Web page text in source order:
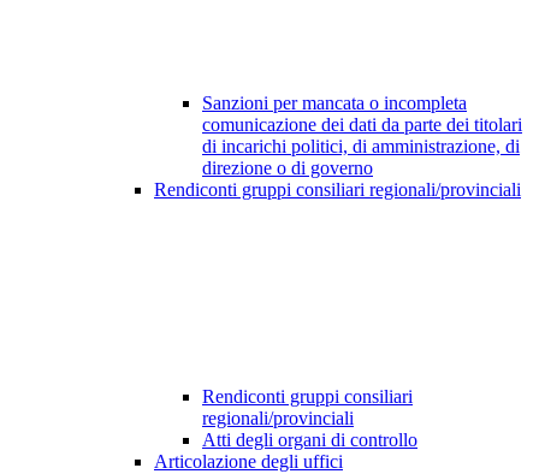
Sanzioni per mancata o incompleta
comunicazione dei dati da parte dei titolari
di incarichi politici, di amministrazione, di
direzione o di governo
Rendiconti gruppi consiliari regionali/provinciali
Rendiconti gruppi consiliari
regionali/provinciali
Atti degli organi di controllo
Articolazione degli uffici